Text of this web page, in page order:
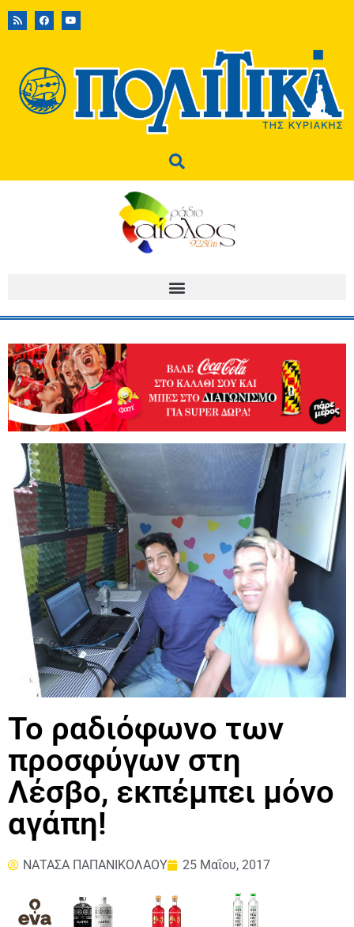
Το ραδιόφωνο των
προσφύγων στη
Λέσβο, εκπέμπει μόνο
αγάπη!
ΝΑΤΑΣΑ ΠΑΠΑΝΙΚΟΛΑΟΥ 25 Μαΐου, 2017